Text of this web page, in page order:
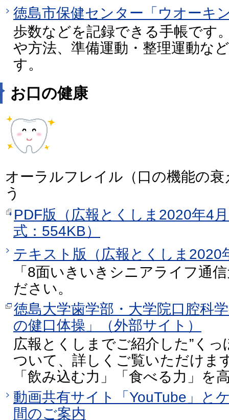
徳島市保健センター「ウオーキ
歩数などを記録できる手帳です
や方法、準備運動・整理運動な
す。
お口の健康
オーラルフレイル（口の機能の
う
PDF版（広報とくしま2020年4
式：554KB）
テキスト版（広報とくしま2020
「8面いきいきシニアライフ通
ださい。
徳島大学歯学部・大学院口腔科
の健口体操」（外部サイト）
広報とくしまでご紹介した”く
ついて、詳しくご覧いただけま
「飲み込む力」「食べる力」を
動画共有サイト「YouTube」と
間のご案内